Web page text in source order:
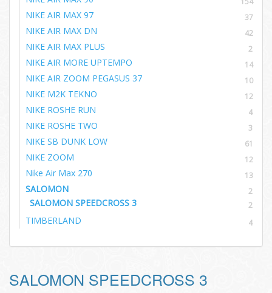
NIKE AIR MAX 97 37
NIKE AIR MAX DN 42
NIKE AIR MAX PLUS 2
NIKE AIR MORE UPTEMPO 14
NIKE AIR ZOOM PEGASUS 37 10
NIKE M2K TEKNO 12
NIKE ROSHE RUN 4
NIKE ROSHE TWO 3
NIKE SB DUNK LOW 61
NIKE ZOOM 12
Nike Air Max 270 13
SALOMON 2
SALOMON SPEEDCROSS 3 2
TIMBERLAND 4
SALOMON SPEEDCROSS 3